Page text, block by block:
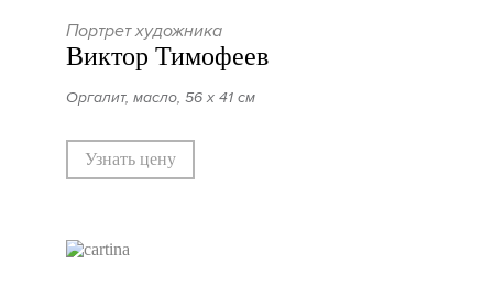
Портрет художника
Виктор Тимофеев
Оргалит, масло, 56 х 41 см
Узнать цену